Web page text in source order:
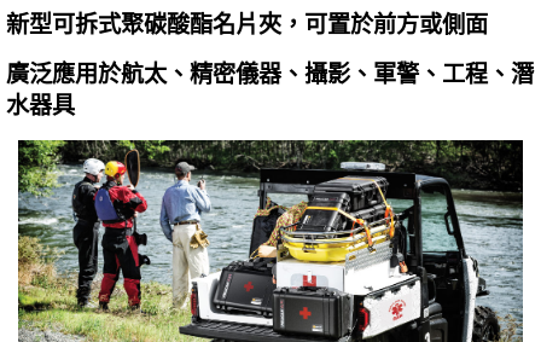
新型可拆式聚碳酸酯名片夾，可置於前方或側面
廣泛應用於航太、精密儀器、攝影、軍警、工程、潛
水器具